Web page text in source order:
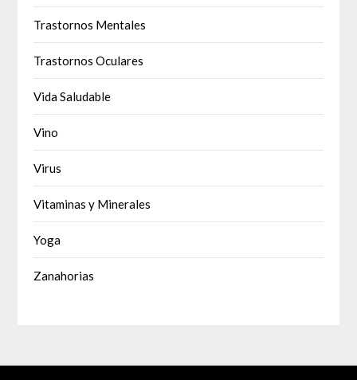
Trastornos Mentales
Trastornos Oculares
Vida Saludable
Vino
Virus
Vitaminas y Minerales
Yoga
Zanahorias